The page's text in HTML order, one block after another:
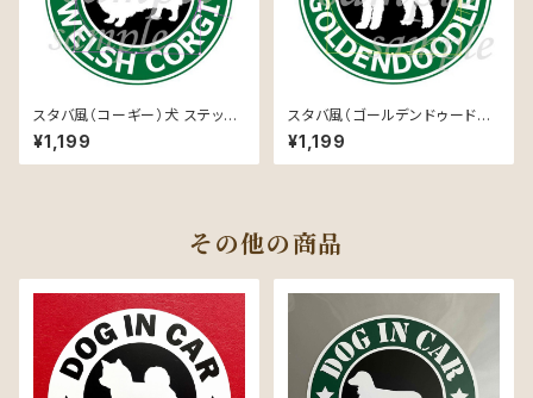
スタバ風（コーギー）犬 ステッカ
ー 防水 車用
¥1,199
スタバ風（ゴールデンドゥードル）
¥1,199
その他の商品